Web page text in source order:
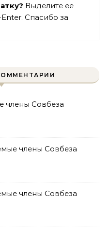
Выделите ее
Спасибо за
члены Совбеза
члены Совбеза
члены Совбеза